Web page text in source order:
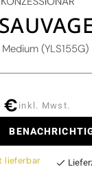
(YLS155G)
€inkl. Mwst.
lieferbar